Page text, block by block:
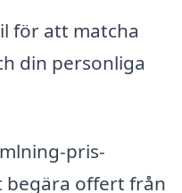
för att matcha
din personliga
pris-
begära offert från